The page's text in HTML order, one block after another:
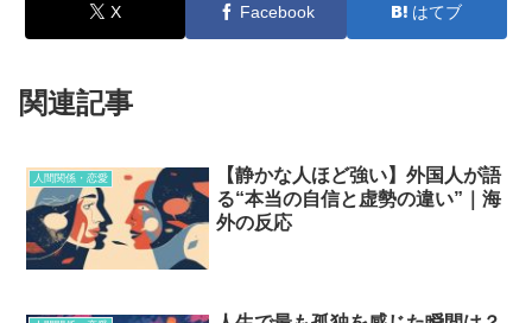
X Facebook はてブ
関連記事
人間関係・恋愛
【静かな人ほど強い】外国人が語
る“本当の自信と虚勢の違い”｜海
外の反応